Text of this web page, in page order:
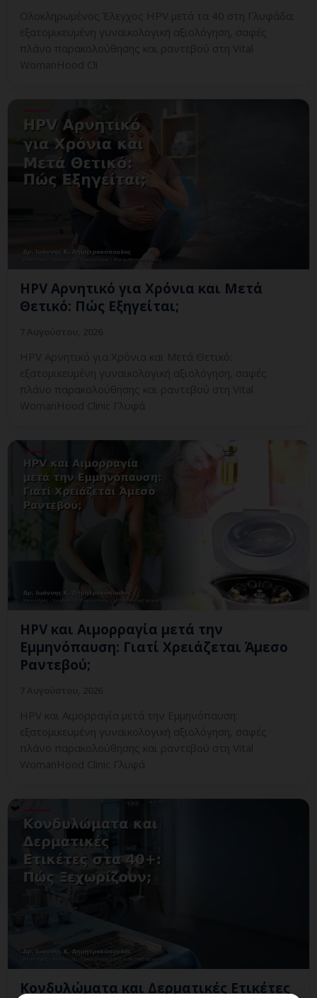
Ολοκληρωμένος Έλεγχος HPV μετά τα 40 στη Γλυφάδα:
εξατομικευμένη γυναικολογική αξιολόγηση, σαφές
πλάνο παρακολούθησης και ραντεβού στη Vital
WomanHood Cli
HPV Αρνητικό για Χρόνια και Μετά
Θετικό: Πώς Εξηγείται;
HPV Αρνητικό για Χρόνια και Μετά Θετικό:
εξατομικευμένη γυναικολογική αξιολόγηση, σαφές
πλάνο παρακολούθησης και ραντεβού στη Vital
WomanHood Clinic Γλυφά
HPV και Αιμορραγία μετά την
Εμμηνόπαυση: Γιατί Χρειάζεται Άμεσο
Ραντεβού;
HPV και Αιμορραγία μετά την Εμμηνόπαυση:
εξατομικευμένη γυναικολογική αξιολόγηση, σαφές
πλάνο παρακολούθησης και ραντεβού στη Vital
WomanHood Clinic Γλυφά
Κονδυλώματα και Δερματικές Ετικέτες